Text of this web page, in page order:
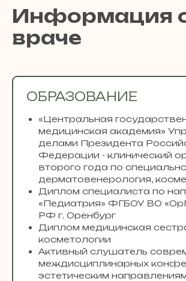
Информация
враче
ОБРАЗОВАНИЕ
«Центральная
медицинская академия»
делами Президента
Федерации - клинический
второго года по
дерматовенерология,
Диплом специалиста по
«Педиатрия» ФГБОУ ВО
РФ г. Оренбург
Диплом медицинская
косметологии
Активный слушатель
междисциплинарных
эстетическим